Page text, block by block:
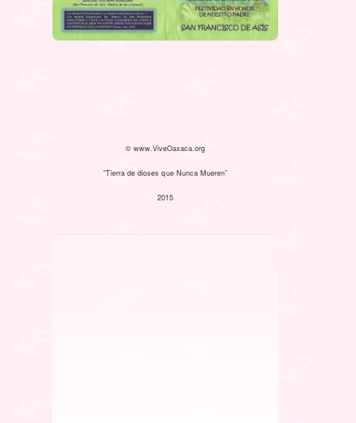
© www.ViveOaxaca.org
“Tierra de dioses que Nunca Mueren”
2015